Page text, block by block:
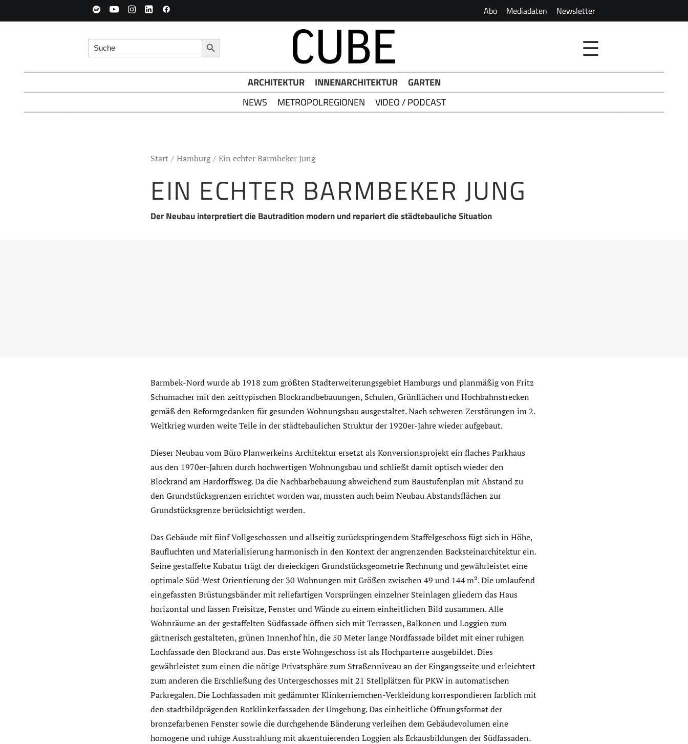
Abo Mediadaten Newsletter
Search for: Search Button ☰
ARCHITEKTUR INNENARCHITEKTUR
GARTEN
NEWS
METROPOLREGIONEN VIDEO / PODCAST
Start Hamburg Ein echter Barmbeker Jung
EIN ECHTER BARMBEKER JUNG
Der Neubau interpretiert die Bautradition modern und repariert die städtebauliche Situation
Barmbek-Nord wurde ab 1918 zum größten Stadterweiterungsgebiet Hamburgs und planmäßig von Fritz
Schumacher mit den zeittypischen Blockrandbebauungen, Schulen, Grünflächen und Hochbahnstrecken
gemäß den Reformgedanken für gesunden Wohnungsbau ausgestaltet. Nach schweren Zerstörungen im 2.
Weltkrieg wurden weite Teile in der städtebaulichen Struktur der 1920er-Jahre wieder aufgebaut.
Dieser Neubau vom Büro Planwerkeins Architektur ersetzt als Konversionsprojekt ein flaches Parkhaus
aus den 1970er-Jahren durch hochwertigen Wohnungsbau und schließt damit optisch wieder den
Blockrand am Hardorffsweg. Da die Nachbarbebauung abweichend zum Baustufenplan mit Abstand zu
den Grundstücksgrenzen errichtet worden war, mussten auch beim Neubau Abstandsflächen zur
Grundstücksgrenze berücksichtigt werden.
Das Gebäude mit fünf Vollgeschossen und allseitig zurückspringendem Staffelgeschoss fügt sich in Höhe,
Baufluchten und Materialisierung harmonisch in den Kontext der angrenzenden Backsteinarchitektur ein.
Seine gestaffelte Kubatur trägt der dreieckigen Grundstücksgeometrie Rechnung und gewährleistet eine
optimale Süd-West Orientierung der 30 Wohnungen mit Größen zwischen 49 und 144 m². Die umlaufend
eingefassten Brüstungsbänder mit reliefartigen Vorsprüngen einzelner Steinlagen gliedern das Haus
horizontal und fassen Freisitze, Fenster und Wände zu einem einheitlichen Bild zusammen. Alle
Wohnräume an der gestaffelten Südfassade öffnen sich mit Terrassen, Balkonen und Loggien zum
gärtnerisch gestalteten, grünen Innenhof hin, die 50 Meter lange Nordfassade bildet mit einer ruhigen
Lochfassade den Blockrand aus. Das erste Wohngeschoss ist als Hochparterre ausgebildet. Dies
gewährleistet zum einen die nötige Privatsphäre zum Straßenniveau an der Eingangsseite und erleichtert
zum anderen die Erschließung des Untergeschosses mit 21 Stellplätzen für PKW in automatischen
Parkregalen. Die Lochfassaden mit gedämmter Klinkerriemchen-Verkleidung korrespondieren farblich mit
den stadtbildprägenden Rotklinkerfassaden der Umgebung. Das einheitliche Öffnungsformat der
bronzefarbenen Fenster sowie die durchgehende Bänderung verleihen dem Gebäudevolumen eine
homogene und ruhige Ausstrahlung mit akzentuierenden Loggien als Eckausbildungen der Südfassaden.